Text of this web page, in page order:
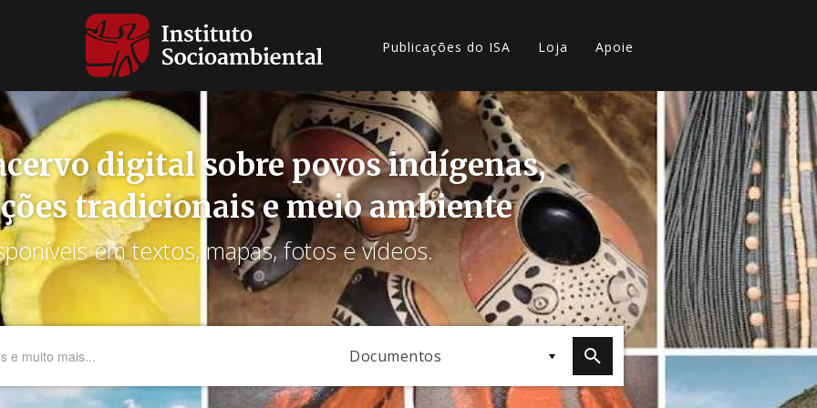
Publicações do ISA Loja Apoie
digital sobre povos indígenas,
tradicionais e meio ambiente
em textos, mapas, fotos e vídeos.
Documentos